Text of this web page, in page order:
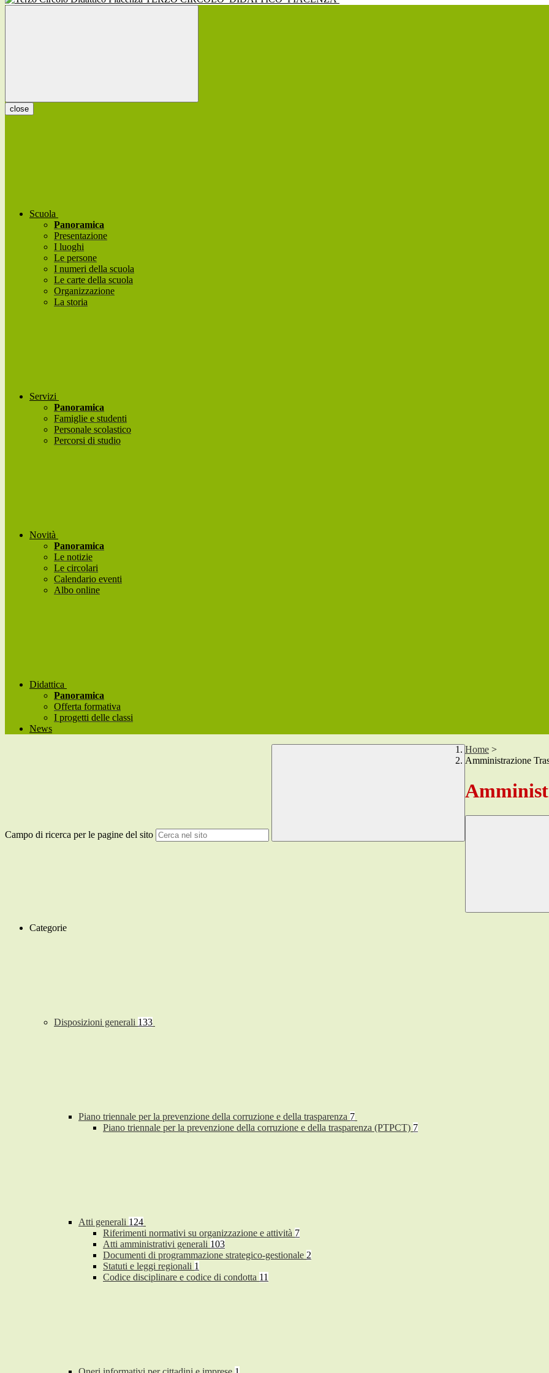
close
Scuola
Panoramica
Presentazione
I luoghi
Le persone
I numeri della scuola
Le carte della scuola
Organizzazione
La storia
Servizi
Panoramica
Famiglie e studenti
Personale scolastico
Percorsi di studio
Novità
Panoramica
Le notizie
Le circolari
Calendario eventi
Albo online
Didattica
Panoramica
Offerta formativa
I progetti delle classi
News
Campo di ricerca per le pagine del sito
Home >
Amministrazione
Categorie
Disposizioni generali 133
Piano triennale per la prevenzione della corruzione e della trasparenza 7
Piano triennale per la prevenzione della corruzione e della trasparenza (PTPCT) 7
Atti generali 124
Riferimenti normativi su organizzazione e attività 7
Atti amministrativi generali 103
Documenti di programmazione strategico-gestionale 2
Statuti e leggi regionali 1
Codice disciplinare e codice di condotta 11